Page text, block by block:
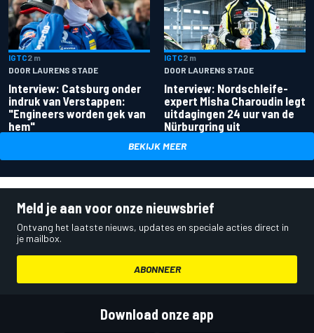
IGTC2 m
DOOR LAURENS STADE
Interview: Catsburg onder
indruk van Verstappen:
"Engineers worden gek van
hem"
IGTC2 m
DOOR LAURENS STADE
Interview: Nordschleife-
expert Misha Charoudin legt
uitdagingen 24 uur van de
Nürburgring uit
BEKIJK MEER
Meld je aan voor onze nieuwsbrief
Ontvang het laatste nieuws, updates en speciale acties direct in
je mailbox.
ABONNEER
Download onze app